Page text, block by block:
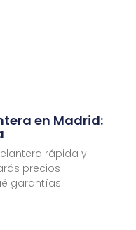
en Madrid:
rápida y
precios
garantías